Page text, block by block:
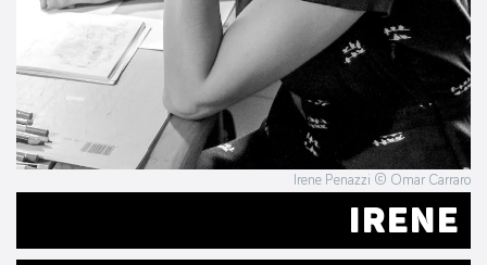
Irene Penazzi © Omar Carraro
IRENE